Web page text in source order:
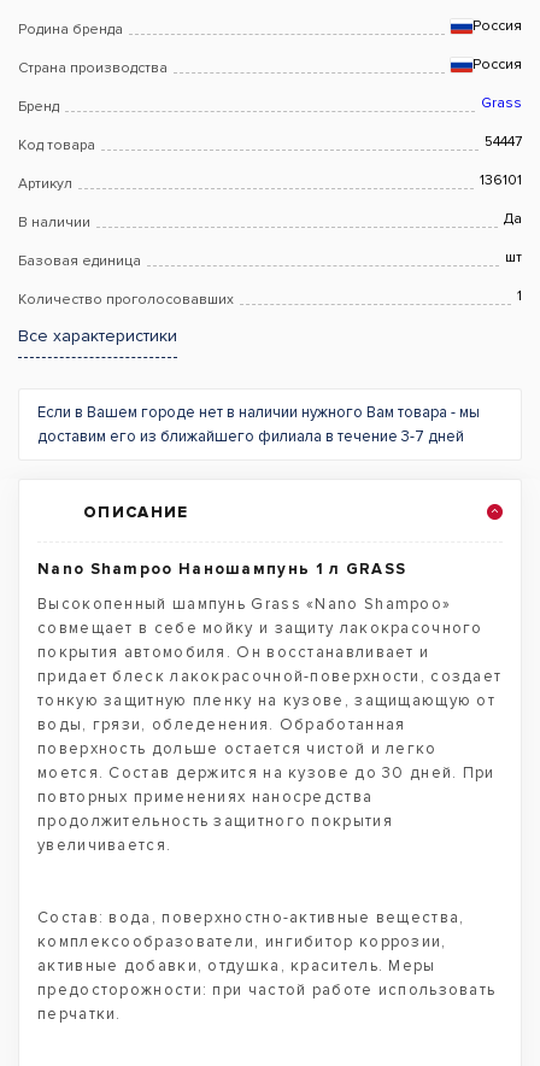
Родина бренда Россия
Страна производства Россия
Бренд Grass
Код товара 54447
Артикул 136101
В наличии Да
Базовая единица шт
Количество проголосовавших 1
Все характеристики
Если в Вашем городе нет в наличии нужного Вам товара - мы
доставим его из ближайшего филиала в течение 3-7 дней
ОПИСАНИЕ
Nano Shampoo Наношампунь 1 л GRASS
Высокопенный шампунь Grass «Nano Shampoo»
совмещает в себе мойку и защиту лакокрасочного
покрытия автомобиля. Он восстанавливает и
придает блеск лакокрасочной-поверхности, создает
тонкую защитную пленку на кузове, защищающую от
воды, грязи, обледенения. Обработанная
поверхность дольше остается чистой и легко
моется. Состав держится на кузове до 30 дней. При
повторных применениях наносредства
продолжительность защитного покрытия
увеличивается.
Состав: вода, поверхностно-активные вещества,
комплексообразователи, ингибитор коррозии,
активные добавки, отдушка, краситель. Меры
предосторожности: при частой работе использовать
перчатки.